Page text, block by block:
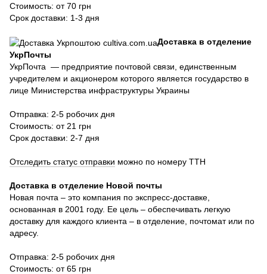
Стоимость: от 70 грн
Срок доставки: 1-3 дня
Доставка в отделение
УкрПочты
УкрПочта — предприятие почтовой связи, единственным
учредителем и акционером которого является государство в
лице Министерства инфраструктуры Украины
Отправка: 2-5 робочих дня
Стоимость: от 21 грн
Срок доставки: 2-7 дня
Отследить статус отправки можно по номеру ТТН
Доставка в отделение Новой почты
Новая почта – это компания по экспресс-доставке,
основанная в 2001 году. Ее цель – обеспечивать легкую
доставку для каждого клиента – в отделение, почтомат или по
адресу.
Отправка: 2-5 робочих дня
Стоимость: от 65 грн